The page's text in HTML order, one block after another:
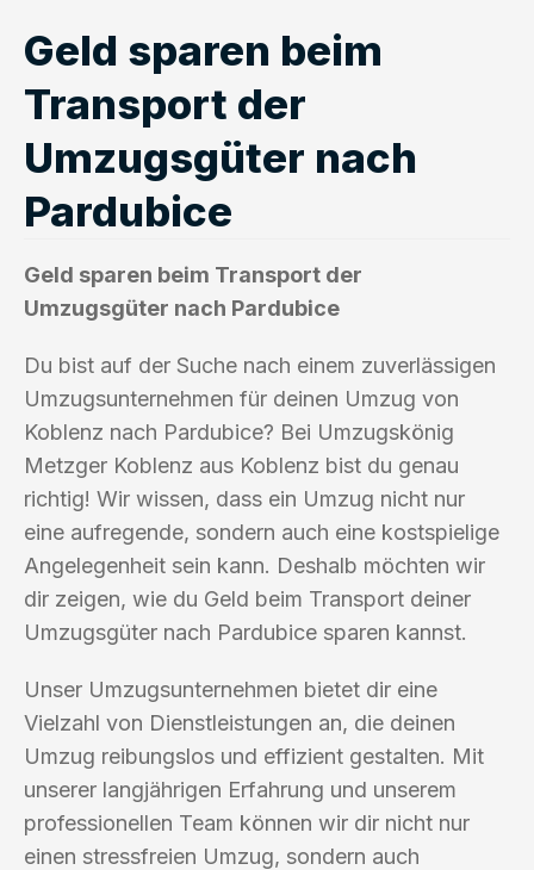
Geld sparen beim
Transport der
Umzugsgüter nach
Pardubice
Geld sparen beim Transport der
Umzugsgüter nach Pardubice
Du bist auf der Suche nach einem zuverlässigen
Umzugsunternehmen für deinen Umzug von
Koblenz nach Pardubice? Bei Umzugskönig
Metzger Koblenz aus Koblenz bist du genau
richtig! Wir wissen, dass ein Umzug nicht nur
eine aufregende, sondern auch eine kostspielige
Angelegenheit sein kann. Deshalb möchten wir
dir zeigen, wie du Geld beim Transport deiner
Umzugsgüter nach Pardubice sparen kannst.
Unser Umzugsunternehmen bietet dir eine
Vielzahl von Dienstleistungen an, die deinen
Umzug reibungslos und effizient gestalten. Mit
unserer langjährigen Erfahrung und unserem
professionellen Team können wir dir nicht nur
einen stressfreien Umzug, sondern auch